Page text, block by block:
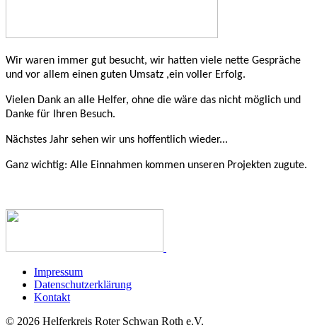
Wir waren immer gut besucht, wir hatten viele nette Gespräche
und vor allem einen guten Umsatz ,ein voller Erfolg.
Vielen Dank an alle Helfer, ohne die wäre das nicht möglich und
Danke für Ihren Besuch.
Nächstes Jahr sehen wir uns hoffentlich wieder...
Ganz wichtig: Alle Einnahmen kommen unseren Projekten zugute.
Impressum
Datenschutzerklärung
Kontakt
© 2026 Helferkreis Roter Schwan Roth e.V.